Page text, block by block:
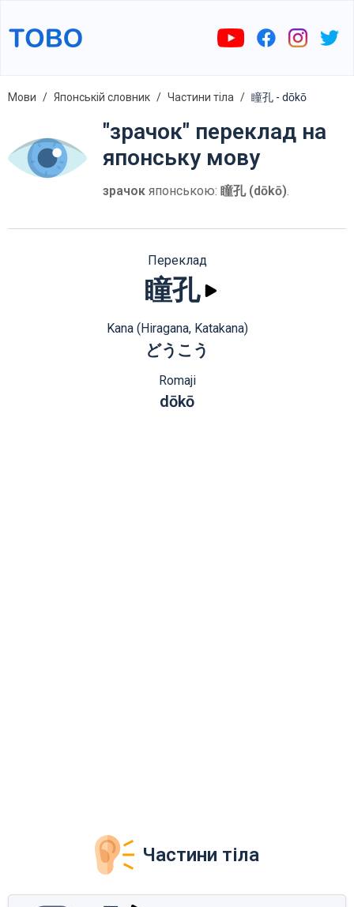
Мови Японській словник Частини тіла 瞳孔 - dōkō
"зрачок" переклад на
японську мову
зрачок японською: 瞳孔 (dōkō).
Переклад
瞳孔
Kana (Hiragana, Katakana)
どうこう
Romaji
dōkō
Частини тіла